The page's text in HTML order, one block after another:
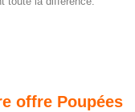
offre Poupées